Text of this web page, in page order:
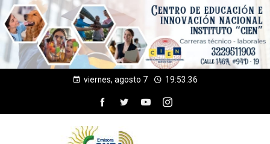
viernes, agosto 7 19:53:37